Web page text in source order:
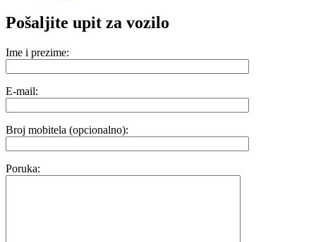
Pošaljite upit za vozilo
Ime i prezime:
E-mail:
Broj mobitela (opcionalno):
Poruka: